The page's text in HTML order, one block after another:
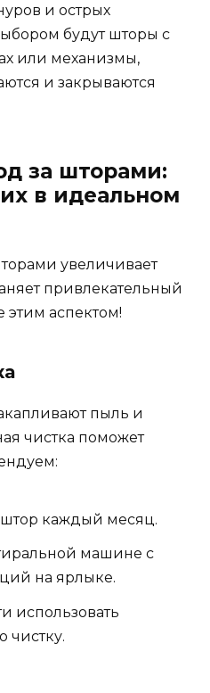
и острых
будут шторы с
или механизмы,
и закрываются
за шторами:
в идеальном
увеличивает
привлекательный
этим аспектом!
пыль и
чистка поможет
штор каждый месяц.
машине с
на ярлыке.
использовать
чистку.